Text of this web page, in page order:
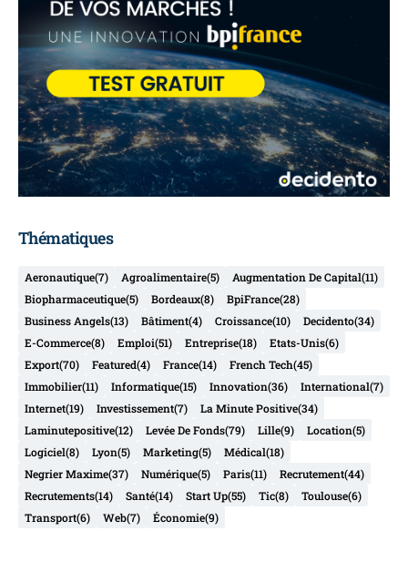
Thématiques
Aeronautique(7) Agroalimentaire(5) Augmentation De Capital(11)
Biopharmaceutique(5) Bordeaux(8) BpiFrance(28)
Business Angels(13) Bâtiment(4) Croissance(10) Decidento(34)
E-Commerce(8) Emploi(51) Entreprise(18) Etats-Unis(6)
Export(70) Featured(4) France(14) French Tech(45)
Immobilier(11) Informatique(15) Innovation(36) International(7)
Internet(19) Investissement(7) La Minute Positive(34)
Laminutepositive(12) Levée De Fonds(79) Lille(9) Location(5)
Logiciel(8) Lyon(5) Marketing(5) Médical(18)
Negrier Maxime(37) Numérique(5) Paris(11) Recrutement(44)
Recrutements(14) Santé(14) Start Up(55) Tic(8) Toulouse(6)
Transport(6) Web(7) Économie(9)